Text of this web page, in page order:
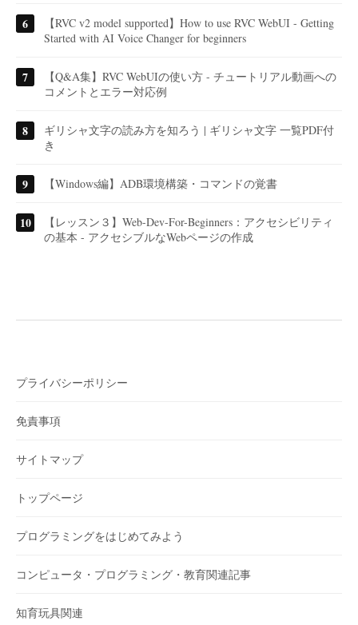
【RVC v2 model supported】How to use RVC WebUI - Getting
Started with AI Voice Changer for beginners
【Q&A集】RVC WebUIの使い方 - チュートリアル動画への
コメントとエラー対応例
ギリシャ文字の読み方を知ろう | ギリシャ文字 一覧PDF付
き
【Windows編】ADB環境構築・コマンドの覚書
【レッスン３】Web-Dev-For-Beginners：アクセシビリティ
の基本 - アクセシブルなWebページの作成
プライバシーポリシー
免責事項
サイトマップ
トップページ
プログラミングをはじめてみよう
コンピュータ・プログラミング・教育関連記事
知育玩具関連